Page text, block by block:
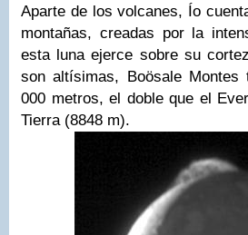
Aparte de los volcanes, Ío
montañas, creadas por la
esta luna ejerce sobre su
son altísimas, Boösale
000 metros, el doble que el
Tierra (8848 m).